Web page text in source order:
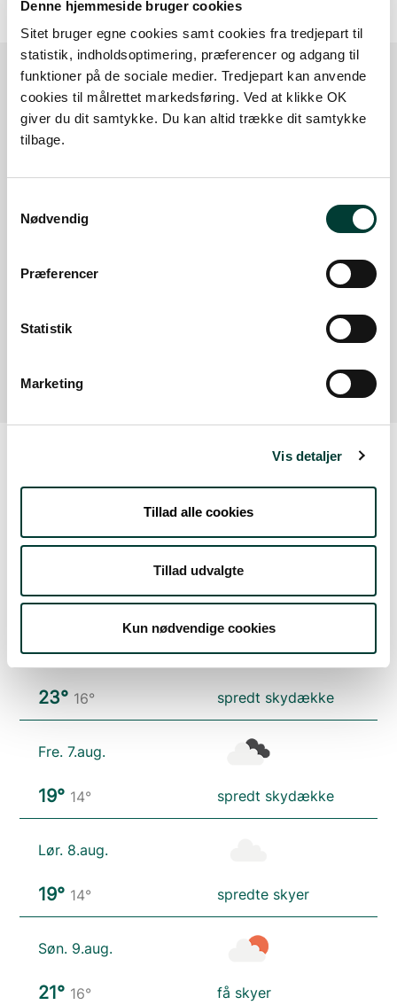
Denne hjemmeside bruger cookies
Sitet bruger egne cookies samt cookies fra tredjepart til
statistik, indholdsoptimering, præferencer og adgang til
funktioner på de sociale medier. Tredjepart kan anvende
cookies til målrettet markedsføring. Ved at klikke OK
giver du dit samtykke. Du kan altid trække dit samtykke
tilbage.
Nødvendig
Præferencer
Statistik
Marketing
Vis detaljer
Tillad alle cookies
Tillad udvalgte
Kun nødvendige cookies
Sådan kommer du dertil
Parkering ved Bjarke Cirkelsten
Vejrudsigt
25°16° regn
Tors. 6.aug.
23° 16° spredt skydække
Fre. 7.aug.
19° 14° spredt skydække
Lør. 8.aug.
19° 14° spredte skyer
Søn. 9.aug.
21° 16° få skyer